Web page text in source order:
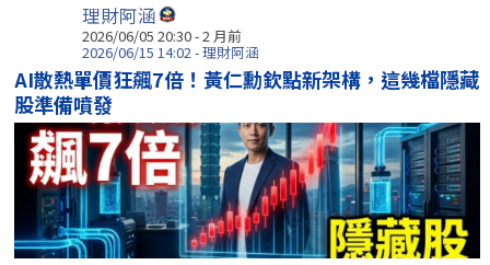
理財阿涵
2026/06/05 20:30 - 2 月前
2026/06/15 14:02 - 理財阿涵
AI散熱單價狂飆7倍！黃仁勳欽點新架構，這幾檔隱藏
股準備噴發